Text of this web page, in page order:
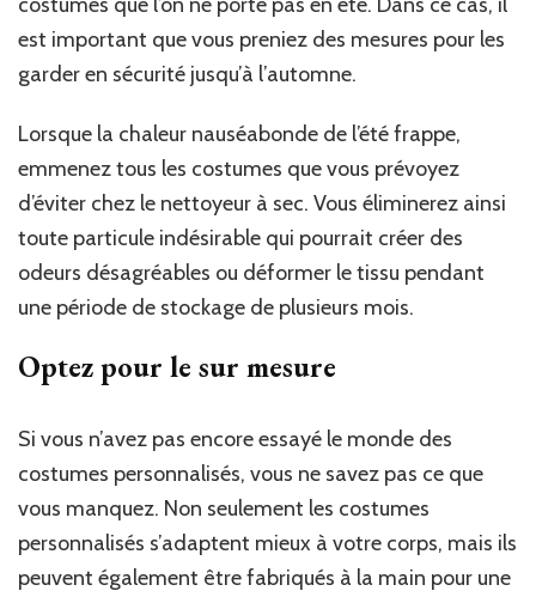
est important que vous preniez des mesures pour les
garder en sécurité jusqu’à l’automne.
Lorsque la chaleur nauséabonde de l’été frappe,
emmenez tous les costumes que vous prévoyez
d’éviter chez le nettoyeur à sec. Vous éliminerez ainsi
toute particule indésirable qui pourrait créer des
odeurs désagréables ou déformer le tissu pendant
une période de stockage de plusieurs mois.
Optez pour le sur mesure
Si vous n’avez pas encore essayé le monde des
costumes personnalisés, vous ne savez pas ce que
vous manquez. Non seulement les costumes
personnalisés s’adaptent mieux à votre corps, mais ils
peuvent également être fabriqués à la main pour une